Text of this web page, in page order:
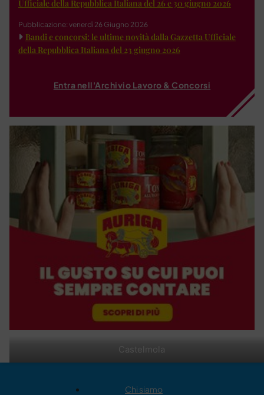
Castelmola
Ufficiale della Repubblica Italiana del 26 e 30 giugno 2026
Pubblicazione: venerdì 26 Giugno 2026
Bandi e concorsi: le ultime novità dalla Gazzetta Ufficiale
della Repubblica Italiana del 23 giugno 2026
Entra nell'Archivio Lavoro & Concorsi
Chi siamo